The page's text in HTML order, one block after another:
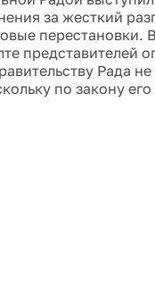
за жесткий
перестановки.
Рада
по закону